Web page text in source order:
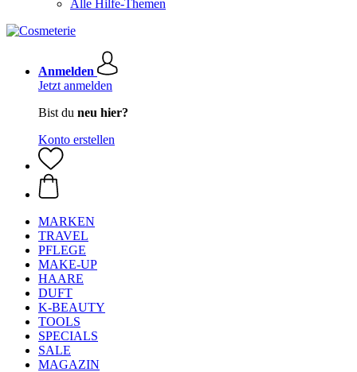
Alle Hilfe-Themen
Anmelden
Jetzt anmelden
Bist du neu hier?
Konto erstellen
MARKEN
TRAVEL
PFLEGE
MAKE-UP
HAARE
DUFT
K-BEAUTY
TOOLS
SPECIALS
SALE
MAGAZIN